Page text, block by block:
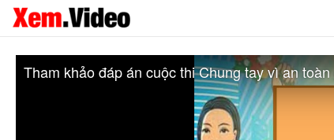
Tham khảo đáp án cuộc thi Chung tay vì an